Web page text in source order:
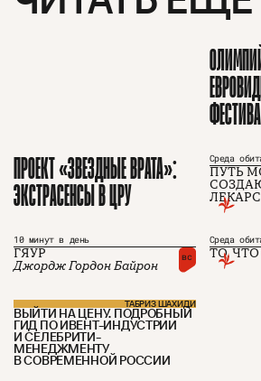
ПРОЕКТ «ЗВЕЗДНЫЕ ВРАТА»:
ЭКСТРАСЕНСЫ В ЦРУ
Среда
ПУТЬ
10 минут в день
ГЯУР
Джордж Гордон Байрон
вс
Среда
ТО,
ТАБРИЗ ШАХИДИ
ВЫЙТИ НА ЦЕНУ. ПОДРОБНЫЙ
ГИД ПО ИВЕНТ-ИНДУСТРИИ
И СЕЛЕБРИТИ-
МЕНЕДЖМЕНТУ
В СОВРЕМЕННОЙ РОССИИ
О проекте
Команда
Журнал
Подписаться на журнал
ЧТИВО ДОМ
YouTube
VK